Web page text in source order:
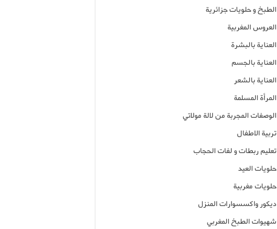
الطبخ و حلويات جزائرية
العروس المغربية
العناية بالبشرة
العناية بالجسم
العناية بالشعر
المرأة المسلمة
الوصفات المجربة من لالة مولاتي
تربية الاطفال
تعليم ربطات و لفات الحجاب
حلويات العيد
حلويات مغربية
ديكور واكسسوارات المنزل
شهيوات الطبخ المغربي